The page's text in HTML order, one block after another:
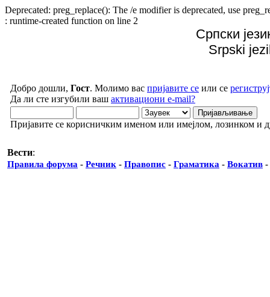
Deprecated: preg_replace(): The /e modifier is deprecated, use
: runtime-created function on line 2
Српски
Srpski
Добро дошли, Гост. Молимо вас пријавите се или се
Да ли сте изгубили ваш активациони e-mail?
Пријавите се корисничким именом или имејлом, лозинком и
Вести:
Правила форума - Речник - Правопис - Граматика - Вокатив -